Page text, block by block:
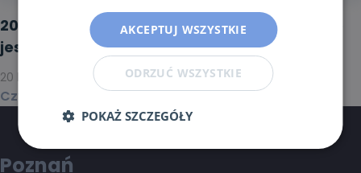
20 lat Instytutu Mikroekologii! Dziękujemy, że
jesteś tu z nami!
Czytaj dalej >
20 lipca 2026
Poznań
AKCEPTUJ WSZYSTKIE
ODRZUĆ WSZYSTKIE
POKAŻ SZCZEGÓŁY